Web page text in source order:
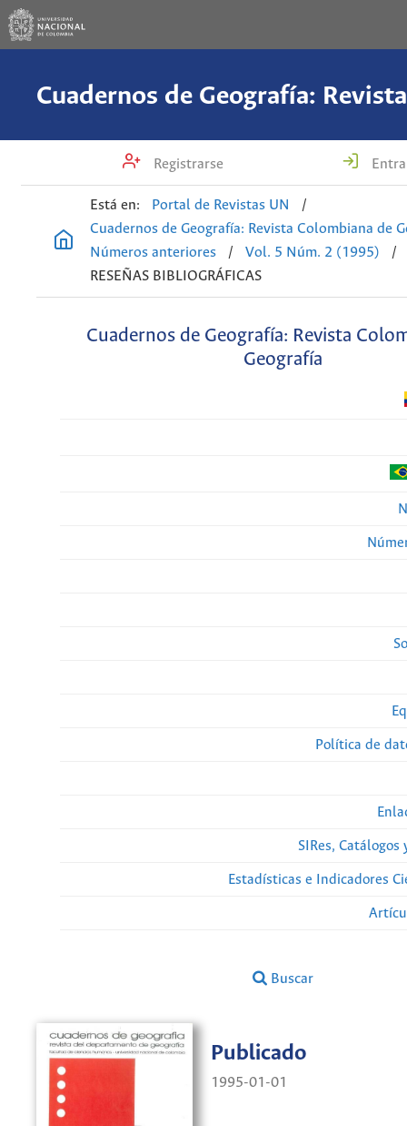
Registrarse
Está en: Portal de Revistas UN
/
Cuadernos de Geografía: Revista Colombiana de
Números anteriores
/ Vol. 5 Núm. 2 (1995)
/
RESEÑAS BIBLIOGRÁFICAS
Cuadernos de Geografía: Revista
Geografía
Política de
SIRes, Catálogos
Estadísticas e Indicadores
Buscar
Publicado
1995-01-01